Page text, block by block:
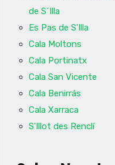
de S´Illa
Es Pas de S'Illa
Cala Moltons
Cala Portinatx
Cala San Vicente
Cala Benirrás
Cala Xarraca
S'Illot des Renclí